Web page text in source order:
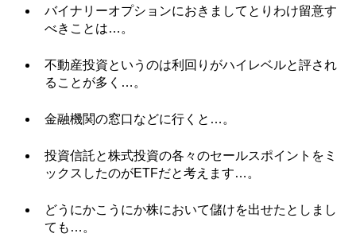
バイナリーオプションにおきましてとりわけ留意す
べきことは…。
不動産投資というのは利回りがハイレベルと評され
ることが多く…。
金融機関の窓口などに行くと…。
投資信託と株式投資の各々のセールスポイントをミ
ックスしたのがETFだと考えます…。
どうにかこうにか株において儲けを出せたとしまし
ても…。